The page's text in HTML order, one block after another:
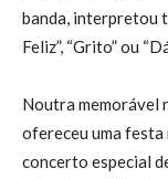
banda, interpretou
Feliz”, “Grito” ou
Noutra memorável
ofereceu uma festa
concerto especial